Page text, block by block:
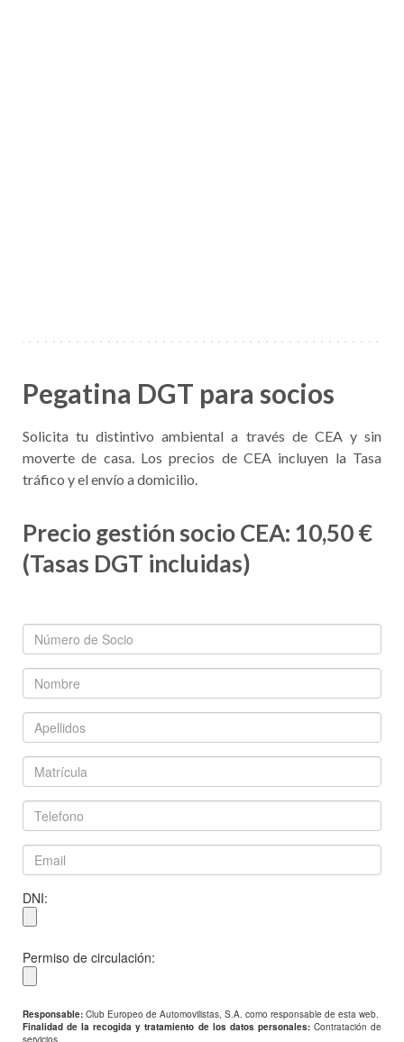
Pegatina DGT para socios
Solicita tu distintivo ambiental a través de CEA y sin
moverte de casa. Los precios de CEA incluyen la Tasa
tráfico y el envío a domicilio.
Precio gestión socio CEA: 10,50 €
(Tasas DGT incluidas)